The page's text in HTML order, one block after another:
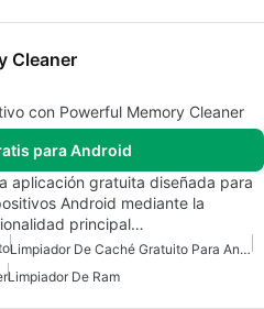
Cleaner
con Powerful Memory Cleaner
para Android
aplicación gratuita diseñada para
Android mediante la
principal…
Limpiador De Caché Gratuito Para Android
Limpiador De Ram